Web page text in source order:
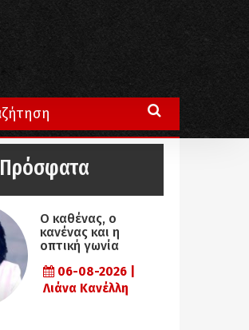
Πρόσφατα
Ο καθένας, ο
κανένας και η
οπτική γωνία
06-08-2026 |
Λιάνα Κανέλλη